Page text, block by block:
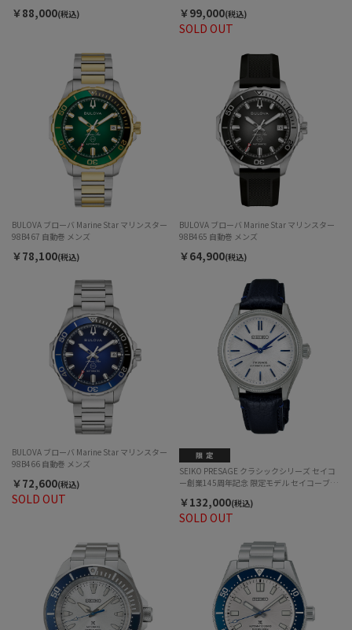
巻 メンズ
￥88,000(税込)
SOLD OUT
巻 メンズ
￥99,000(税込)
BULOVA ブローバ Marine Star マリンスター
98B467 自動巻 メンズ
￥78,100(税込)
BULOVA ブローバ Marine Star マリンスター
98B465 自動巻 メンズ
￥64,900(税込)
SOLD OUT
BULOVA ブローバ Marine Star マリンスター
98B466 自動巻 メンズ
￥72,600(税込)
SOLD OUT
SEIKO PRESAGE クラシックシリーズ セイコ
ー創業145周年記念 限定モデル セイコーブル
￥132,000(税込)